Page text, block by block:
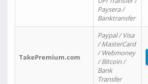
Paysera /
Banktransfer
TakePremium.com
Paypal / Visa
/ MasterCard
/ Webmoney
/ Bitcoin /
Bank
Transfer